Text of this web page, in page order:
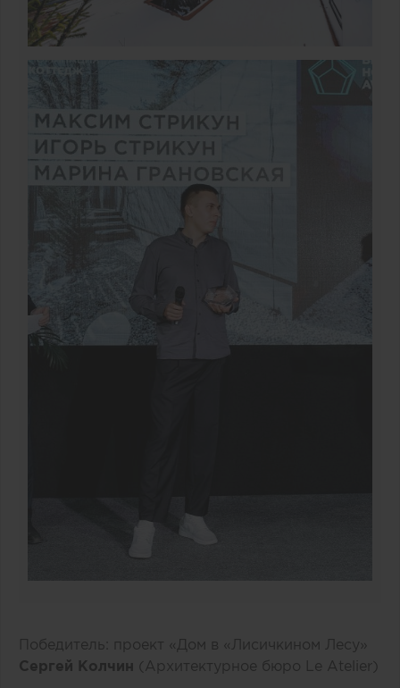
Победитель: проект «Дом в «Лисичкином Лесу»
Сергей Колчин (Архитектурное бюро Le Atelier)